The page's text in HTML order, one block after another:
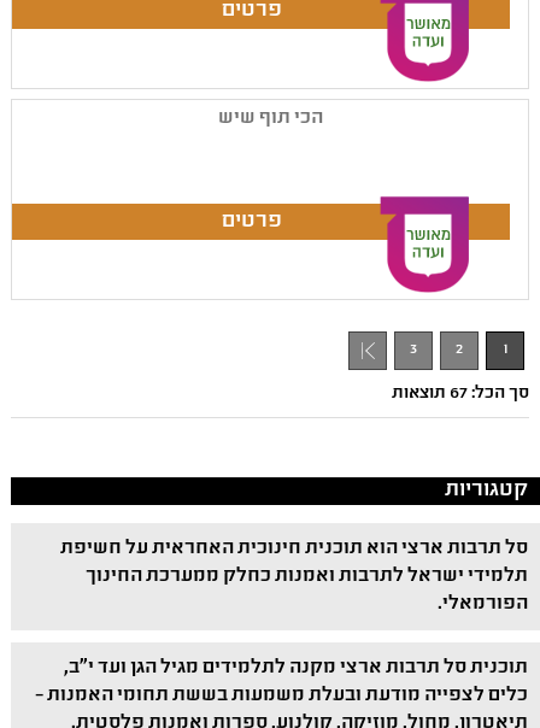
הכי תוף שיש
1
2
3
סך הכל: 67 תוצאות
קטגוריות
סל תרבות ארצי הוא תוכנית חינוכית האחראית על חשיפת
תלמידי ישראל לתרבות ואמנות כחלק ממערכת החינוך
הפורמאלי.
תוכנית סל תרבות ארצי מקנה לתלמידים מגיל הגן ועד י"ב,
כלים לצפייה מודעת ובעלת משמעות בששת תחומי האמנות –